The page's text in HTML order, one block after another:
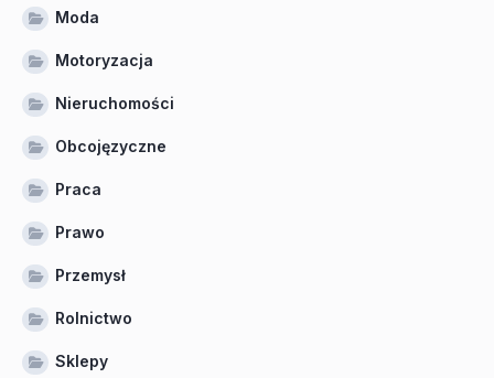
Moda
Motoryzacja
Nieruchomości
Obcojęzyczne
Praca
Prawo
Przemysł
Rolnictwo
Sklepy